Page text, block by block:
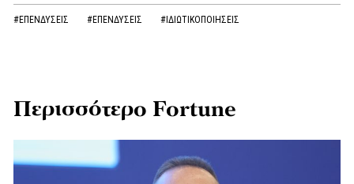
#ΕΠΕΝΔΥΣΕΙΣ #ΕΠΕΝΔΥΣΕΙΣ #ΙΔΙΩΤΙΚΟΠΟΙΗΣΕΙΣ
Περισσότερο Fortune